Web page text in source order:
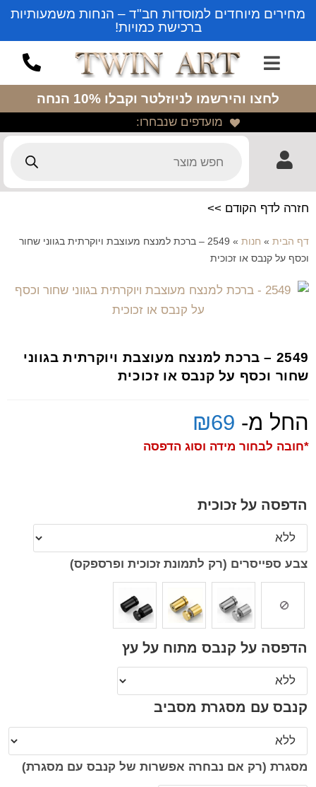
מחירים מיוחדים למוסדות חב"ד – הנחות משמעותיות
ברכישת כמויות!
לחצו והירשמו לניוזלטר וקבלו 10% הנחה
מועדפים שנבחרו:
חזרה לדף הקודם >>
דף הבית » חנות »
2549 – ברכת למנצח מעוצבת ויוקרתית בגווני שחור
וכסף על קנבס או זכוכית
2549 – ברכת למנצח מעוצבת ויוקרתית בגווני
שחור וכסף על קנבס או זכוכית
החל מ- ₪69
*חובה לבחור מידה וסוג הדפסה
הדפסה על זכוכית
צבע ספייסרים (רק לתמונת זכוכית ופרספקס)
הדפסה על קנבס מתוח על עץ
קנבס עם מסגרת מסביב
מסגרת (רק אם נבחרה אפשרות של קנבס עם מסגרת)